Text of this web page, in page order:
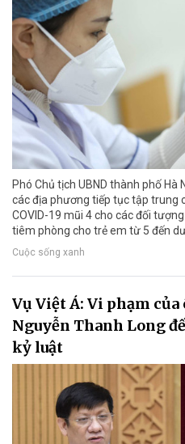
Phó Chủ tịch UBND thành phố Hà
các địa phương tiếp tục tập trung
COVID-19 mũi 4 cho các đối
tiêm phòng cho trẻ em từ 5 đến
Cuộc sống xanh
Vụ Việt Á: Vi phạm của
Nguyễn Thanh Long
kỷ luật